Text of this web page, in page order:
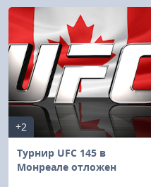
+2
Турнир UFC 145 в
Монреале отложен